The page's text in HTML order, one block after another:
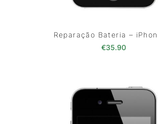
Reparação Bateria –
€35.90